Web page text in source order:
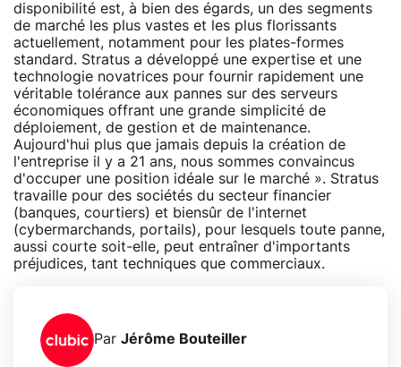
disponibilité est, à bien des égards, un des segments
de marché les plus vastes et les plus florissants
actuellement, notamment pour les plates-formes
standard. Stratus a développé une expertise et une
technologie novatrices pour fournir rapidement une
véritable tolérance aux pannes sur des serveurs
économiques offrant une grande simplicité de
déploiement, de gestion et de maintenance.
Aujourd'hui plus que jamais depuis la création de
l'entreprise il y a 21 ans, nous sommes convaincus
d'occuper une position idéale sur le marché ». Stratus
travaille pour des sociétés du secteur financier
(banques, courtiers) et biensûr de l'internet
(cybermarchands, portails), pour lesquels toute panne,
aussi courte soit-elle, peut entraîner d'importants
préjudices, tant techniques que commerciaux.
Par Jérôme Bouteiller